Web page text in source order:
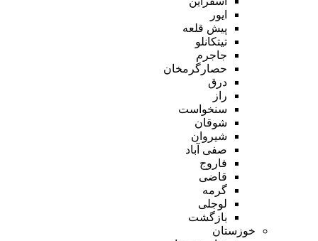
ایور
پیش قلعه
تیتکانلو
جاجرم
حصارگرمخان
درق
راز
سنخواست
شوقان
شیروان
صفی آباد
فاروج
قاضی
گرمه
لوجلی
بازگشت
خوزستان